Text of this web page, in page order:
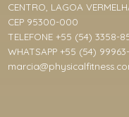
CENTRO, LAGOA
CEP 95300-000
TELEFONE +55 (54) 3358-
WHATSAPP +55 (54)